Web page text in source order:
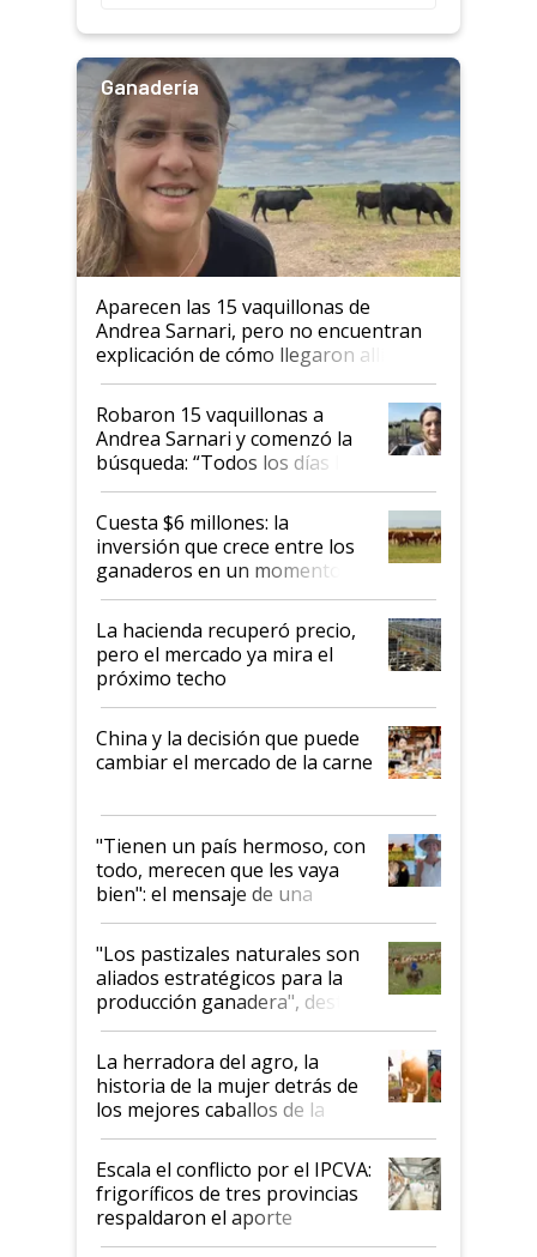
Ganadería
Aparecen las 15 vaquillonas de
Andrea Sarnari, pero no encuentran
explicación de cómo llegaron allí
Robaron 15 vaquillonas a
Andrea Sarnari y comenzó la
búsqueda: “Todos los días le
toca a algún productor”
Cuesta $6 millones: la
inversión que crece entre los
ganaderos en un momento
histórico para la actividad
La hacienda recuperó precio,
pero el mercado ya mira el
próximo techo
China y la decisión que puede
cambiar el mercado de la carne
"Tienen un país hermoso, con
todo, merecen que les vaya
bien": el mensaje de una
ganadera uruguaya sobre las
oportunidades que se abren
para el agro en Argentina, con
foco en la carne
"Los pastizales naturales son
aliados estratégicos para la
producción ganadera", destaca
la iniciativa que ya reúne a 46
establecimientos en Argentina
La herradora del agro, la
historia de la mujer detrás de
los mejores caballos de la
Argentina y los mitos que
todavía hacen sufrir a estos
animales: "Mientras me
descalificaban, yo seguí
haciendo currículum"
Escala el conflicto por el IPCVA:
frigoríficos de tres provincias
respaldaron el aporte
obligatorio